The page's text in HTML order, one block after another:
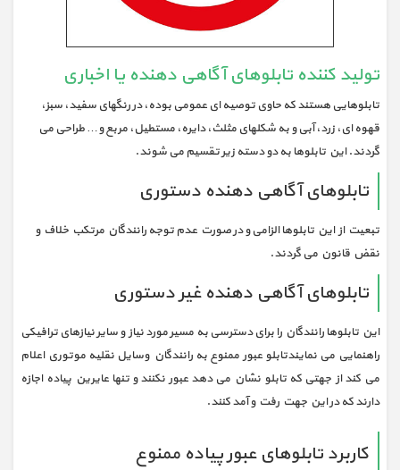
تولید کننده تابلوهای آگاهی دهنده یا اخباری
تابلوهایی هستند که حاوی توصیه ای عمومی بوده، در رنگهای سفید، سبز،
قهوه ای، زرد، آبی و به شکلهای مثلث، دایره، مستطیل، مربع و… طراحی می
گردند. این تابلوها به دو دسته زیر تقسیم می شوند.
تابلوهای آگاهی دهنده دستوری
تبعیت از این تابلوها الزامی و در صورت عدم توجه رانندگان مرتکب خلاف و
نقض قانون می گردند.
تابلوهای آگاهی دهنده غیر دستوری
این تابلوها رانندگان را برای دسترسی به مسیر مورد نیاز و سایر نیازهای ترافیکی
راهنمایی می نمایندتابلو عبور ممنوع به رانندگان وسایل نقلیه موتوری اعلام
می کند از جهتی که تابلو نشان می دهد عبور نکنند و تنها عایرین پیاده اجازه
دارند که در این جهت رفت و آمد کنند.
کاربرد تابلوهای عبور پیاده ممنوع